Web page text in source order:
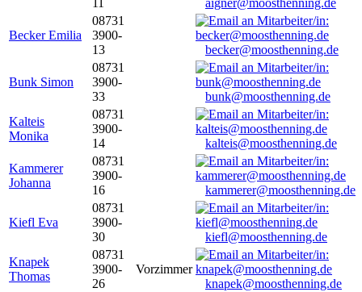
aigner@moosthenning.de
Becker Emilia
08731
3900-
13
becker@moosthenning.de
Bunk Simon
08731
3900-
33
bunk@moosthenning.de
Kalteis
Monika
08731
3900-
14
kalteis@moosthenning.de
Kammerer
Johanna
08731
3900-
16
kammerer@moosthenning.de
Kiefl Eva
08731
3900-
30
kiefl@moosthenning.de
Knapek
Thomas
08731
3900-
26
Vorzimmer
knapek@moosthenning.de